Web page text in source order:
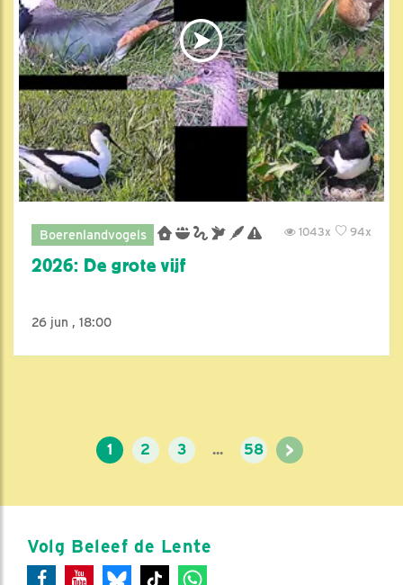
Boerenlandvogels 94x
1043x
2026: De grote vijf
26 jun , 18:00
1 2 3 ... 58 >
Volg Beleef de Lente